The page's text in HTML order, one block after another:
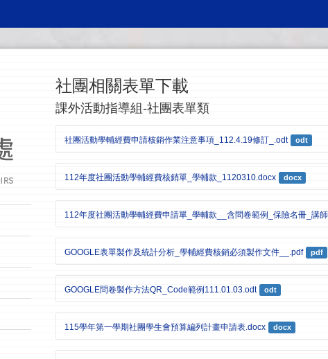
社團相關表單下載
課外活動指導組-社團表單類
社團活動學輔經費申請核銷作業注意事項_112.4.19修訂_.odt odt
112年度社團活動學輔經費核銷單_學輔款_1120310.docx docx
112年度社團活動學輔經費申請單_學輔款__含問卷範例_保險名冊_講
GOOGLE表單製作及統計分析_學輔經費核銷必須製作文件__.pdf pdf
GOOGLE問卷製作方法QR_Code範例111.01.03.odt odt
115學年第一學期社團學生會預算編列計畫申請表.docx docx